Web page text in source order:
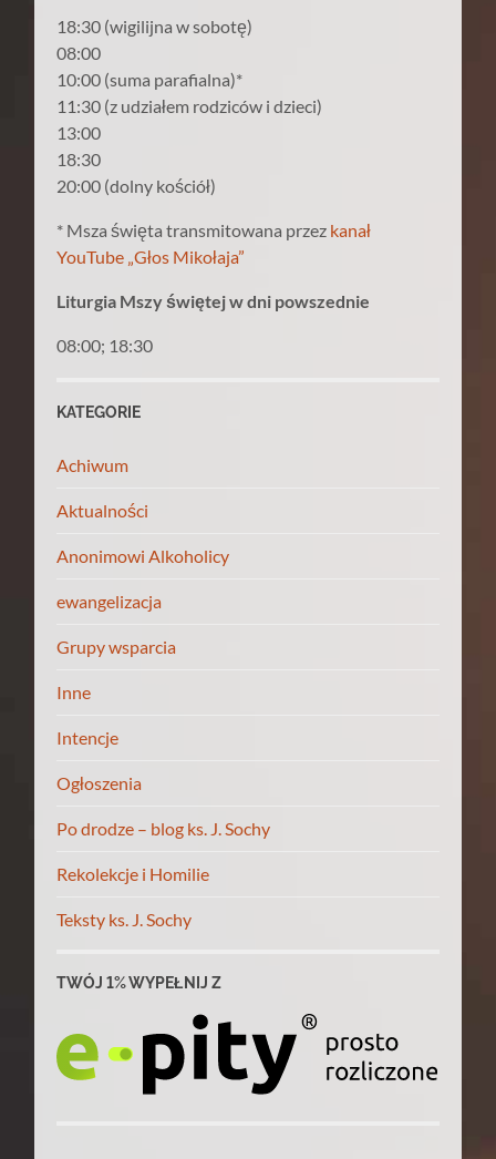
18:30 (wigilijna w sobotę)
08:00
10:00 (suma parafialna)*
11:30 (z udziałem rodziców i dzieci)
13:00
18:30
20:00 (dolny kościół)
* Msza święta transmitowana przez kanał
YouTube „Głos Mikołaja”
Liturgia Mszy świętej w dni powszednie
08:00; 18:30
KATEGORIE
Achiwum
Aktualności
Anonimowi Alkoholicy
ewangelizacja
Grupy wsparcia
Inne
Intencje
Ogłoszenia
Po drodze – blog ks. J. Sochy
Rekolekcje i Homilie
Teksty ks. J. Sochy
TWÓJ 1% WYPEŁNIJ Z